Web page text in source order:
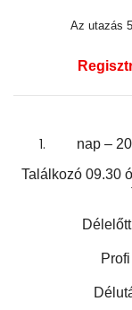
Az utazás
nap –
Találkozó 09.30